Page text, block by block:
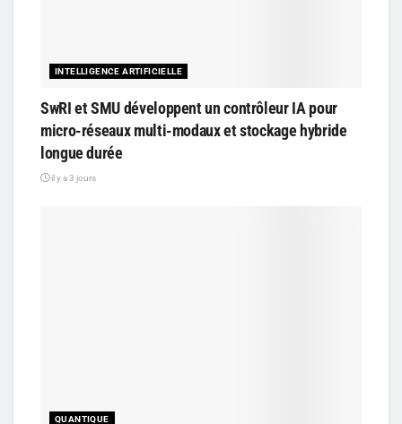
INTELLIGENCE ARTIFICIELLE
SwRI et SMU développent un contrôleur IA pour
micro-réseaux multi-modaux et stockage hybride
longue durée
il y a 3 jours
QUANTIQUE